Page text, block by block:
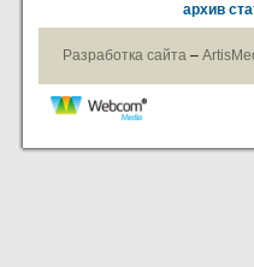
архив
Разработка сайта –